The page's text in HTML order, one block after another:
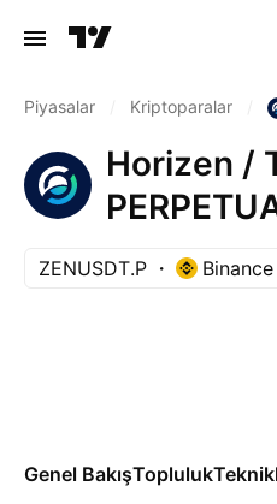
Piyasalar Kriptoparalar
Horizen /
ZENUSDT.P Binance
Genel BakışTopluluk